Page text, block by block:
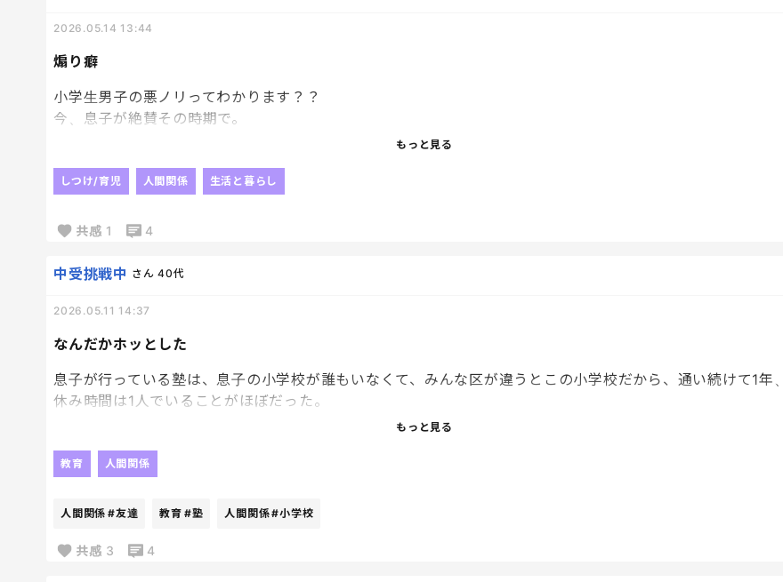
自分の子供の頃もいたもん。
あーいたいた。ってわかってしまう部分もある…笑
ぎこちない言い方だから
この不慣れなまま使わない方向にいきますように。
煽り癖
2026.05.14 13:44
小学生男子の悪ノリってわかります？？
今、息子が絶賛その時期で。
息子は楽しんで相手をおちょくってるんですよね。遊んでるつもりで。
でも、これが腹立つ！！！！
あまりにも毎回やるもんだから、ついに堪忍袋の尾が切れました。
雷落ちました。
相手が嫌な気持ちになることをするのはやめなさい！！！！！💢
本当にここまで切れないと、分からない息子に腹が立つ。
もっと見る
しつけ/育児 人間関係 生活と暮らし
共感 1 4
なんだかホッとした
中受挑戦中 さん 40代
2026.05.11 14:37
息子が行っている塾は、息子の小学校が誰もいなくて、みんな区が違うとこの小学校だから、通い続けて1年、
休み時間は1人でいることがほぼだった。
誰か友達いないの？と聞いたら、塾は友達作るとこじゃないからいい、学校にはいるし。と。
まぁそうなんだけどさ。
友達の名前も色々出てきて、模試の結果を見せ合ったりしてるらしい。
もっと見る
教育 人間関係
人間関係 #友達 教育 #塾 人間関係#小学校
共感 3 4